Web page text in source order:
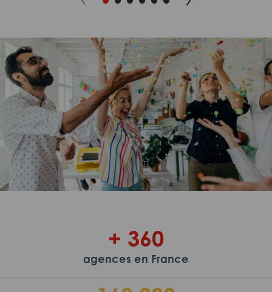
+ 360
agences en France